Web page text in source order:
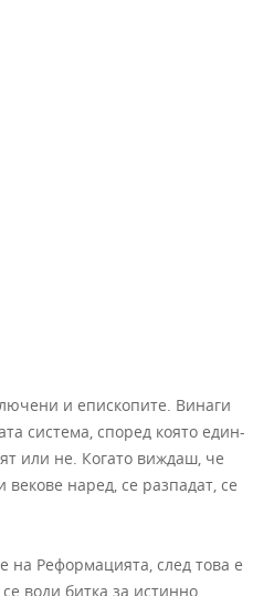
и епископите. Винаги
система, според която един-
или не. Когато виждаш, че
наред, се разпадат, се
на Реформацията, след това е
води битка за истинно